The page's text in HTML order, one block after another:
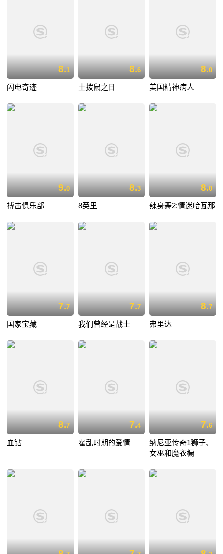
8.1
闪电奇迹
8.6
土拨鼠之日
8.0
美国精神病人
9.0
搏击俱乐部
8.3
8英里
8.0
辣身舞2:情迷哈瓦那
7.7
国家宝藏
7.7
我们曾经是战士
8.7
弗里达
8.7
血钻
7.4
霍乱时期的爱情
7.6
纳尼亚传奇1狮子、
女巫和魔衣橱